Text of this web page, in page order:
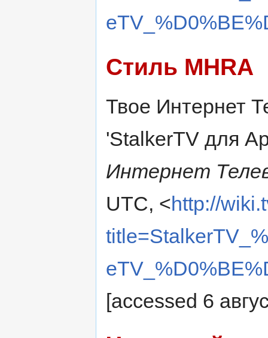
Стиль MHRA
Твое Интернет
'StalkerTV для
Интернет
UTC, <http://
[accessed 6